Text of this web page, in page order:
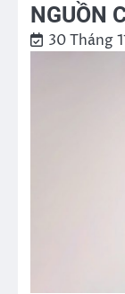
NGUỒN
30 Tháng